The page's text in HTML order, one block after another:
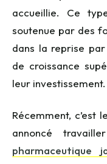
accueillie. Ce
soutenue par des
dans la reprise
de croissance
leur investissement.
Récemment, c’est
annoncé
pharmaceutique